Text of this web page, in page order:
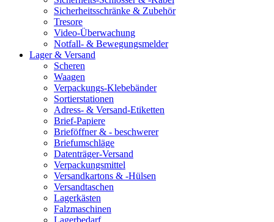
Sicherheitsschränke & Zubehör
Tresore
Video-Überwachung
Notfall- & Bewegungsmelder
Lager & Versand
Scheren
Waagen
Verpackungs-Klebebänder
Sortierstationen
Adress- & Versand-Etiketten
Brief-Papiere
Brieföffner & - beschwerer
Briefumschläge
Datenträger-Versand
Verpackungsmittel
Versandkartons & -Hülsen
Versandtaschen
Lagerkästen
Falzmaschinen
Lagerbedarf